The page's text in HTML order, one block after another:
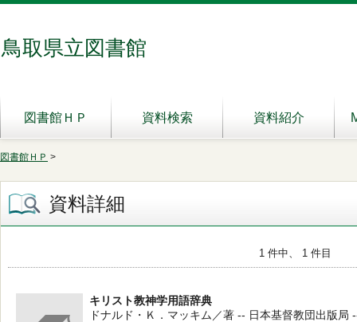
鳥取県立図書館
図書館ＨＰ 資料検索 資料紹介
図書館ＨＰ >
資料詳細
1 件中、 1 件目
キリスト教神学用語辞典
ドナルド・Ｋ．マッキム／著 -- 日本基督教団出版